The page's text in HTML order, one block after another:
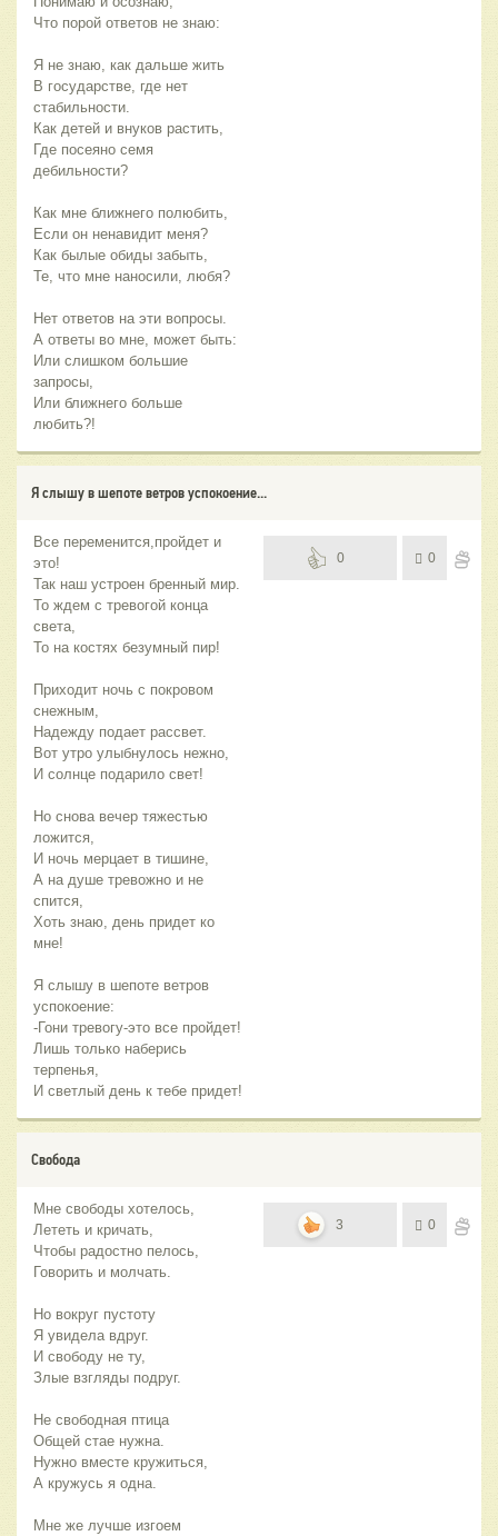
Что порой ответов не знаю:
Я не знаю, как дальше жить
В государстве, где нет
стабильности.
Как детей и внуков растить,
Где посеяно семя
дебильности?
Как мне ближнего полюбить,
Если он ненавидит меня?
Как былые обиды забыть,
Те, что мне наносили, любя?
Нет ответов на эти вопросы.
А ответы во мне, может быть:
Или слишком большие
запросы,
Или ближнего больше
любить?!
Я слышу в шепоте ветров успокоение...
Все переменится,пройдет и
это!
Так наш устроен бренный мир.
То ждем с тревогой конца
света,
То на костях безумный пир!
Приходит ночь с покровом
снежным,
Надежду подает рассвет.
Вот утро улыбнулось нежно,
И солнце подарило свет!
Но снова вечер тяжестью
ложится,
И ночь мерцает в тишине,
А на душе тревожно и не
спится,
Хоть знаю, день придет ко
мне!
Я слышу в шепоте ветров
успокоение:
-Гони тревогу-это все пройдет!
Лишь только наберись
терпенья,
И светлый день к тебе придет!
0 0
Свобода
Мне свободы хотелось,
Лететь и кричать,
Чтобы радостно пелось,
Говорить и молчать.
Но вокруг пустоту
Я увидела вдруг.
И свободу не ту,
Злые взгляды подруг.
Не свободная птица
Общей стае нужна.
Нужно вместе кружиться,
А кружусь я одна.
Мне же лучше изгоем
3 0